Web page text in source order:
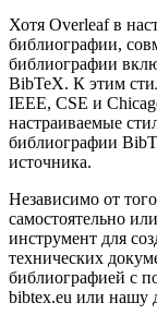
Хотя Overleaf в
библиографии,
библиографии
BibTeX. К этим
IEEE, CSE и
настраиваемые
библиографии
источника.
Независимо от
самостоятельно
инструмент для
технических
библиографией с
bibtex.eu или нашу